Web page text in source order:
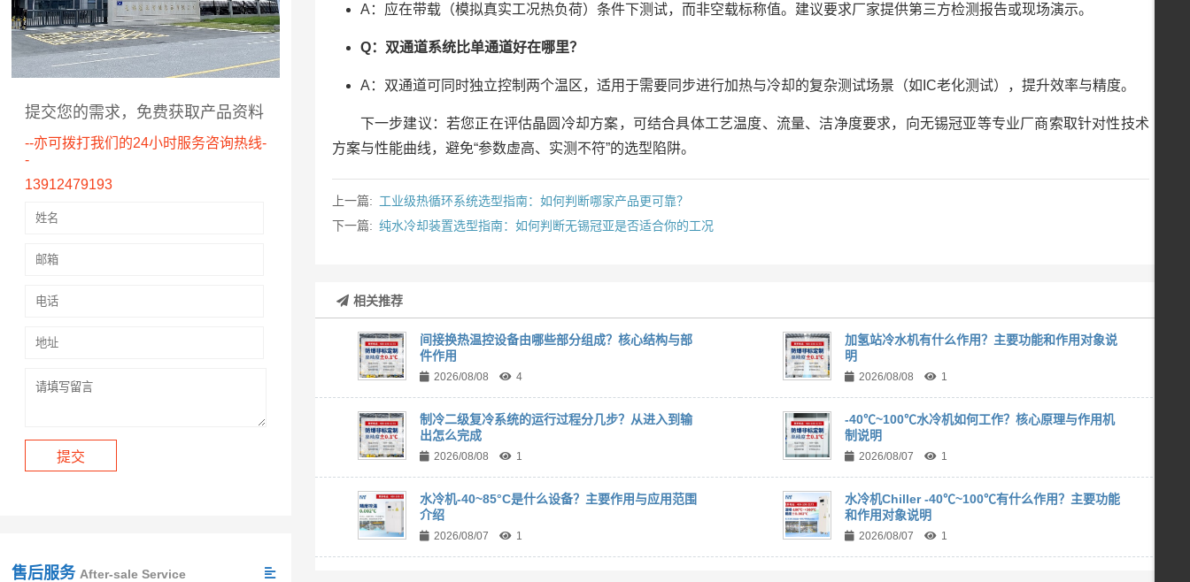
A：应在带载（模拟真实工况热负荷）条件下测试，而非空载标称值。建议要求厂家提供第三方检测报告或现场演示。
Q：双通道系统比单通道好在哪里？
A：双通道可同时独立控制两个温区，适用于需要同步进行加热与冷却的复杂测试场景（如IC老化测试），提升效率与精度。
下一步建议：若您正在评估晶圆冷却方案，可结合具体工艺温度、流量、洁净度要求，向无锡冠亚等专业厂商索取针对性技术
方案与性能曲线，避免“参数虚高、实测不符”的选型陷阱。
上一篇: 工业级热循环系统选型指南：如何判断哪家产品更可靠？
下一篇: 纯水冷却装置选型指南：如何判断无锡冠亚是否适合你的工况
相关推荐
间接换热温控设备由哪些部分组成？核心结构与部
件作用
2026/08/08 4
加氢站冷水机有什么作用？主要功能和作用对象说
明
2026/08/08 1
制冷二级复冷系统的运行过程分几步？从进入到输
出怎么完成
2026/08/08 1
-40℃~100℃水冷机如何工作？核心原理与作用机
制说明
2026/08/07 1
水冷机-40~85°C是什么设备？主要作用与应用范围
介绍
2026/08/07 1
水冷机Chiller -40℃~100℃有什么作用？主要功能
和作用对象说明
2026/08/07 1
提交您的需求，免费获取产品资料
--亦可拨打我们的24小时服务咨询热线-
-
13912479193
售后服务 After-sale Service